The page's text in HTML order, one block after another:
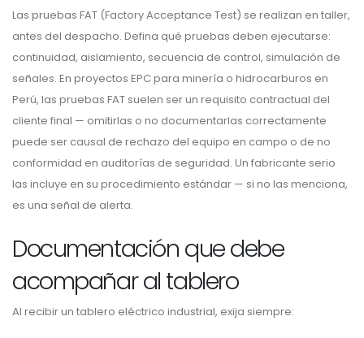
Las pruebas FAT (Factory Acceptance Test) se realizan en taller,
antes del despacho. Defina qué pruebas deben ejecutarse:
continuidad, aislamiento, secuencia de control, simulación de
señales. En proyectos EPC para minería o hidrocarburos en
Perú, las pruebas FAT suelen ser un requisito contractual del
cliente final — omitirlas o no documentarlas correctamente
puede ser causal de rechazo del equipo en campo o de no
conformidad en auditorías de seguridad. Un fabricante serio
las incluye en su procedimiento estándar — si no las menciona,
es una señal de alerta.
Documentación que debe
acompañar al tablero
Al recibir un tablero eléctrico industrial, exija siempre: